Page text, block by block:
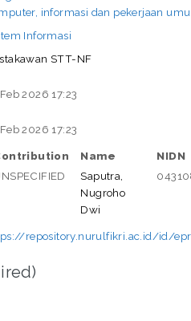
informasi dan pekerjaan
Informasi
STT-NF
2026 17:23
2026 17:23
Name
NIDN
Saputra,
Nugroho
Dwi
repository.nurulfikri.ac.id/id/